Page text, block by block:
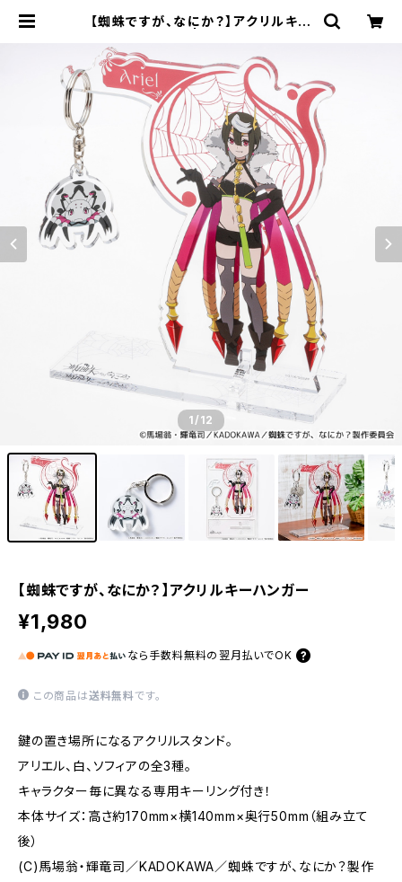
【蜘蛛ですが、なにか？】アクリルキー
1/12
【蜘蛛ですが、なにか？】アクリルキーハンガー
¥1,980
なら 手数料無料の 翌月払いでOK
この商品は送料無料です。
鍵の置き場所になるアクリルスタンド。
アリエル、白、ソフィアの全3種。
キャラクター毎に異なる専用キーリング付き！
本体サイズ：高さ約170mm×横140mm×奥行50mm（組み立て
後）
(C)馬場翁・輝竜司／KADOKAWA／蜘蛛ですが、なにか？製作